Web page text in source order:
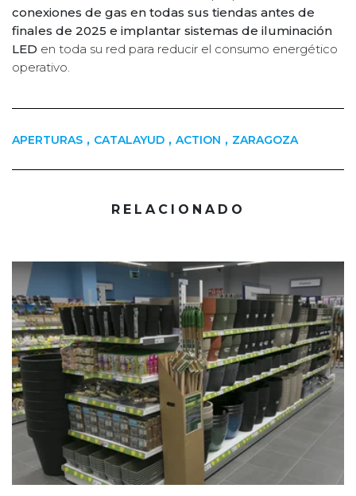
conexiones de gas en todas sus tiendas antes de
finales de 2025 e implantar sistemas de iluminación
LED en toda su red para reducir el consumo energético
operativo.
APERTURAS , CATALAYUD , ACTION , ZARAGOZA
RELACIONADO